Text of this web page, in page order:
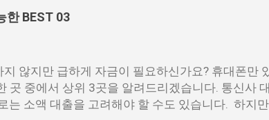
한 BEST 03
않지만 급하게 자금이 필요하신가요? 휴대폰만
곳 중에서 상위 3곳을 알려드리겠습니다. 통신사
는 소액 대출을 고려해야 할 수도 있습니다. 하지